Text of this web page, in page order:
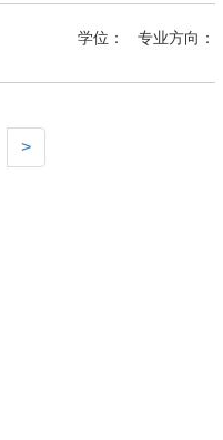
学位： 专业方向：
>